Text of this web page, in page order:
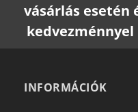
vásárlás esetén
kedvezménnyel
INFORMÁCIÓK